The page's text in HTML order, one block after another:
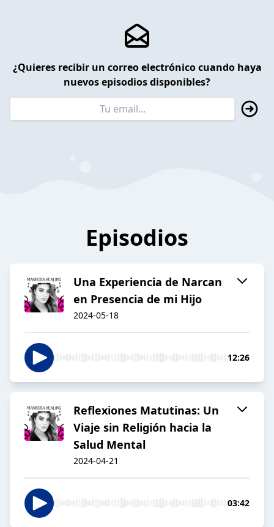
¿Quieres recibir un correo electrónico cuando haya
nuevos episodios disponibles?
Episodios
Una Experiencia de Narcan
en Presencia de mi Hijo
2024-05-18
12:26
Reflexiones Matutinas: Un
Viaje sin Religión hacia la
Salud Mental
2024-04-21
03:42